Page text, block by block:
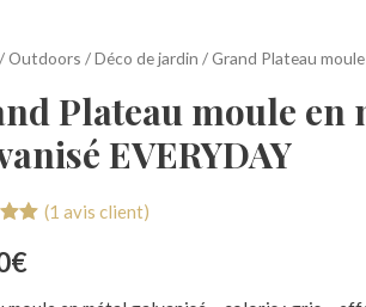
/Outdoors /Déco de jardin / Grand Plateau
Plateau moule en
EVERYDAY
(1 avis client)
€